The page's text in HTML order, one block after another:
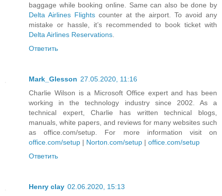
baggage while booking online. Same can also be done by
Delta Airlines Flights counter at the airport. To avoid any
mistake or hassle, it’s recommended to book ticket with
Delta Airlines Reservations
Ответить
Mark_Glesson 27.05.2020, 11:16
Charlie Wilson is a Microsoft Office expert and has been
working in the technology industry since 2002. As a
technical expert, Charlie has written technical blogs,
manuals, white papers, and reviews for many websites such
as office.com/setup. For more information visit on
office.com/setup | Norton.com/setup | office.com/setup
Ответить
Henry clay 02.06.2020, 15:13